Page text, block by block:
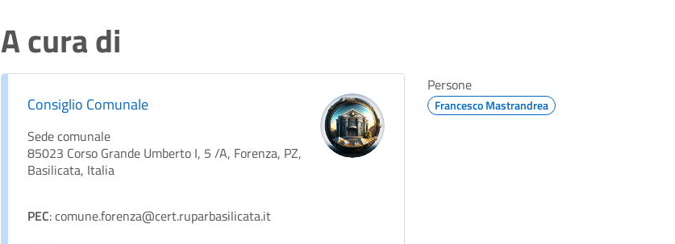
A cura di
Consiglio Comunale
Sede comunale
85023 Corso Grande Umberto I, 5 /A, Forenza, PZ,
Basilicata, Italia
PEC: comune.forenza@cert.ruparbasilicata.it
Persone
Francesco Mastrandrea